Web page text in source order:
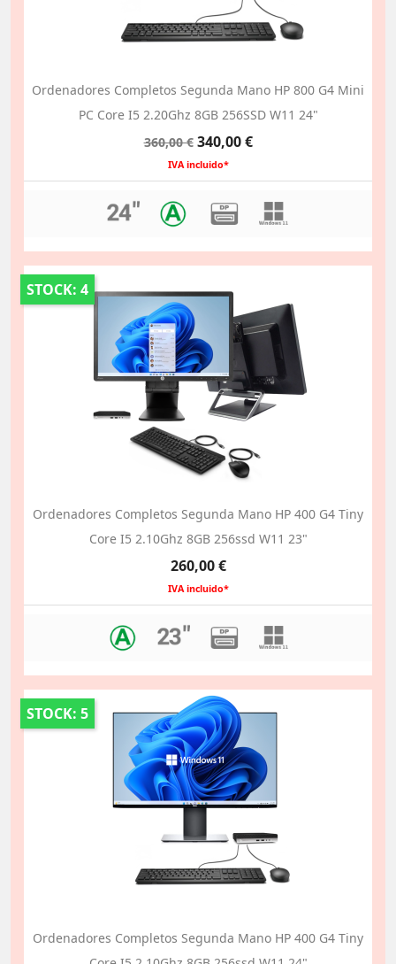
Ordenadores Completos Segunda Mano HP 800 G4 Mini
PC Core I5 2.20Ghz 8GB 256SSD W11 24"
Precio
base
360,00 € Precio
340,00 €
IVA incluido*
STOCK: 4
Ordenadores Completos Segunda Mano HP 400 G4 Tiny
Core I5 2.10Ghz 8GB 256ssd W11 23"
Precio
260,00 €
IVA incluido*
STOCK: 5
Ordenadores Completos Segunda Mano HP 400 G4 Tiny